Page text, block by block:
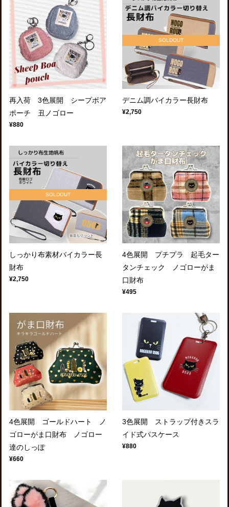
再入荷 3色展開 シープボア
ポーチ 丑ノゴロー
¥880
SOLDOUT
デニム調バイカラー長財布
¥2,750
SOLDOUT
しっかり布素材バイカラー長
財布
¥2,750
4色展開 プチプラ 起毛ター
タンチェック ノゴローがま
口財布
¥495
4色展開 ゴールドハート ノ
ゴローがま口財布 ノゴロー
達のしっぽ
¥660
3色展開 ストラップ付きスラ
イド式パスケース
¥880